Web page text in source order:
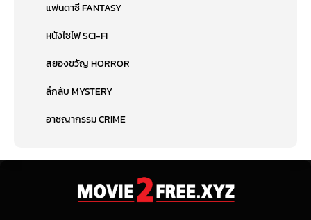
แฟนตาซี FANTASY
หนังไซไฟ SCI-FI
สยองขวัญ HORROR
ลึกลับ MYSTERY
อาชญากรรม CRIME